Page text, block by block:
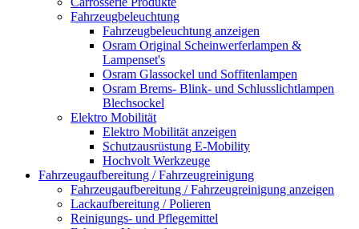
Fahrzeugbeleuchtung
Fahrzeugbeleuchtung anzeigen
Osram Original Scheinwerferlampen &
Lampenset's
Osram Glassockel und Soffitenlampen
Osram Brems- Blink- und Schlusslichtlampen
Blechsockel
Elektro Mobilität
Elektro Mobilität anzeigen
Schutzausrüstung E-Mobility
Hochvolt Werkzeuge
Fahrzeugaufbereitung / Fahrzeugreinigung
Fahrzeugaufbereitung / Fahrzeugreinigung anzeigen
Lackaufbereitung / Polieren
Reinigungs- und Pflegemittel